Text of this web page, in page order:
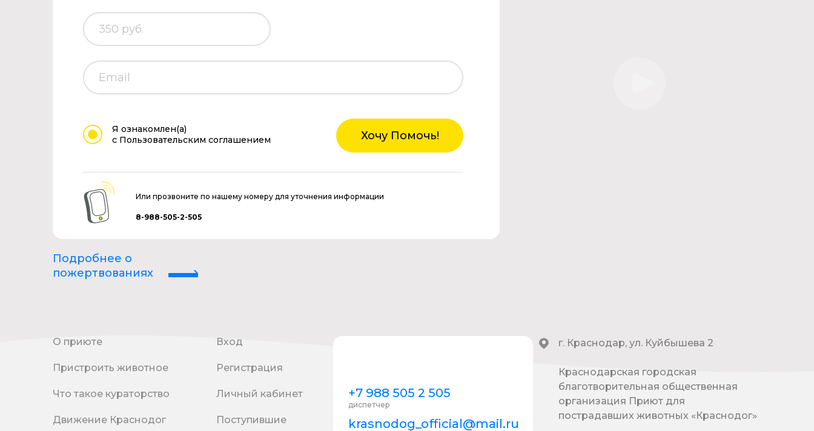
Я ознакомлен(а)
с Пользовательским соглашением
Хочу Помочь!
Или прозвоните по нашему номеру для уточнения информации
8-988-505-2-505
Подробнее о
пожертвованиях
О приюте
Пристроить животное
Что такое кураторство
Движение Краснодог
Вход
Регистрация
Личный кабинет
Поступившие
+7 988 505 2 505
диспетчер
krasnodog_official@mail.ru
г. Краснодар, ул. Куйбышева 2
Краснодарская городская
благотворительная общественная
организация Приют для
пострадавших животных «Краснодог»